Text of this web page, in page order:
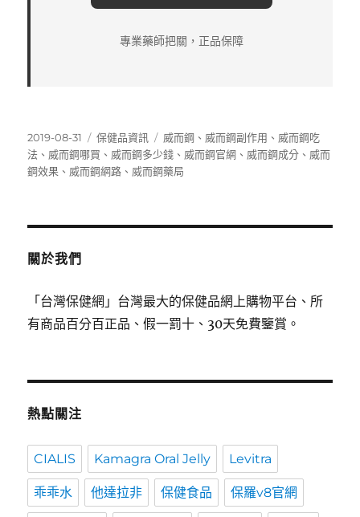
專業藥師把關，正品保障
發
佈
日
2019-08-31
分
類
保健品資訊
標
籤
威而鋼 、 威而鋼副作用 、 威而鋼吃
法 、 威而鋼哪買 、 威而鋼多少錢 、 威而鋼官網 、 威而鋼成分 、 威而
鋼效果 、 威而鋼網路 、 威而鋼藥局
關於我們
「台灣保健網」台灣最大的保健品網上購物平台、所
有商品百分百正品、假一罰十、30天免費鑒賞。
熱點關注
CIALIS Kamagra Oral Jelly Levitra
乖乖水 他達拉非 保健食品 保羅v8官網